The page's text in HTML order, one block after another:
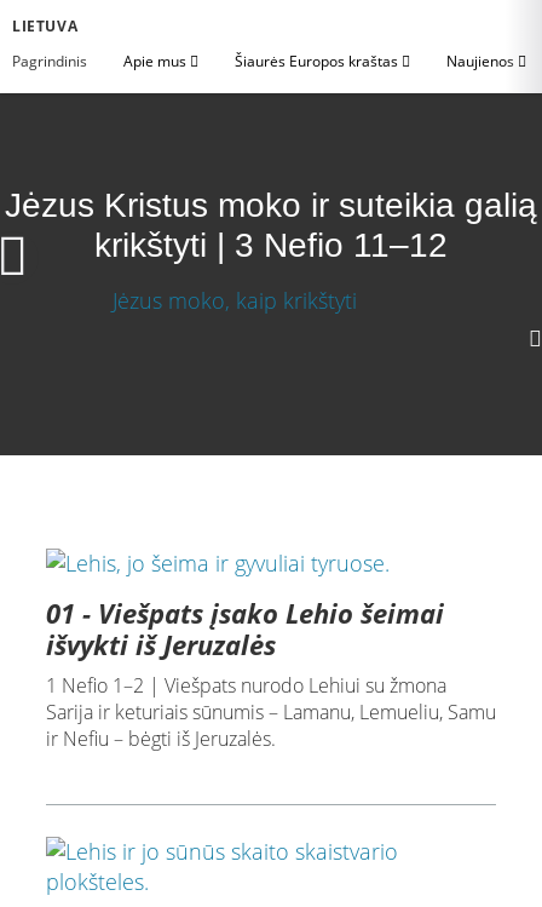
LIETUVA
Pagrindinis
Apie mus Šiaurės Europos kraštas Naujienos
Jėzus Kristus moko ir suteikia galią
krikštyti | 3 Nefio 11–12
01 - Viešpats įsako Lehio šeimai
išvykti iš Jeruzalės
1 Nefio 1–2 | Viešpats nurodo Lehiui su žmona
Sarija ir keturiais sūnumis – Lamanu, Lemueliu, Samu
ir Nefiu – bėgti iš Jeruzalės.